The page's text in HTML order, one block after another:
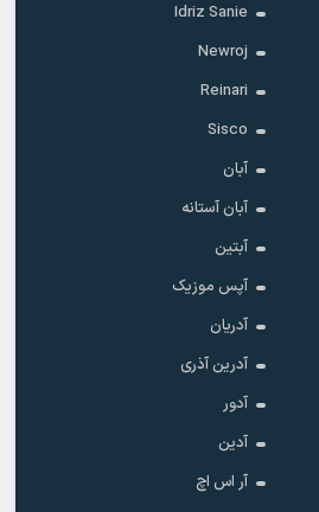
Idriz Sanie
Newroj
Reinari
Sisco
آبان
آبان آستانه
آبتین
آپس موزیک
آدریان
آدرین آذری
آدور
آدین
آر اس اچ